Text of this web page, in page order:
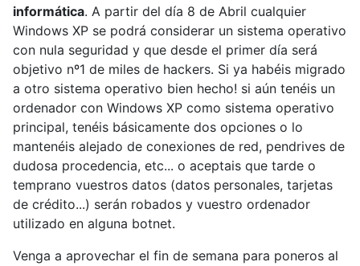
informática. A partir del día 8 de Abril cualquier
Windows XP se podrá considerar un sistema operativo
con nula seguridad y que desde el primer día será
objetivo nº1 de miles de hackers. Si ya habéis migrado
a otro sistema operativo bien hecho! si aún tenéis un
ordenador con Windows XP como sistema operativo
principal, tenéis básicamente dos opciones o lo
mantenéis alejado de conexiones de red, pendrives de
dudosa procedencia, etc... o aceptais que tarde o
temprano vuestros datos (datos personales, tarjetas
de crédito...) serán robados y vuestro ordenador
utilizado en alguna botnet.
Venga a aprovechar el fin de semana para poneros al